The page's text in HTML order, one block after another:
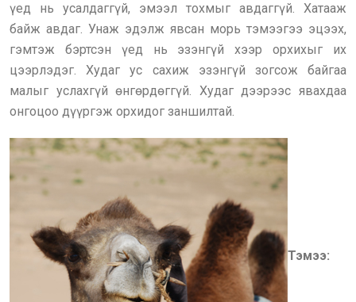
үед нь усалдаггүй, эмээл тохмыг авдаггүй. Хатааж
байж авдаг. Унаж эдэлж явсан морь тэмээгээ эцээх,
гэмтэж бэртсэн үед нь эзэнгүй хээр орхихыг их
цээрлэдэг. Худаг ус сахиж эзэнгүй зогсож байгаа
малыг услахгүй өнгөрдөггүй. Худаг дээрээс явахдаа
онгоцоо дүүргэж орхидог заншилтай.
Тэмээ: